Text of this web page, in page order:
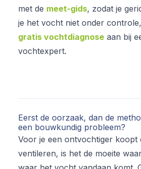
met de meet-gids, zodat je
je het vocht niet onder
gratis vochtdiagnose aan bij
vochtexpert.
Eerst de oorzaak, dan de
een bouwkundig probleem?
Voor je een ontvochtiger koopt
ventileren, is het de moeite